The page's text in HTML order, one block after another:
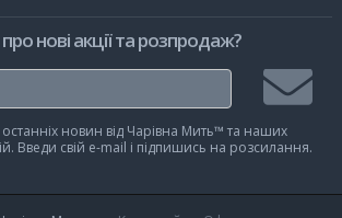
нові акції та розпродаж?
на
останніх новин від Чарівна Мить™ та наших
Введи свій e-mail і підпишись на розсилання.